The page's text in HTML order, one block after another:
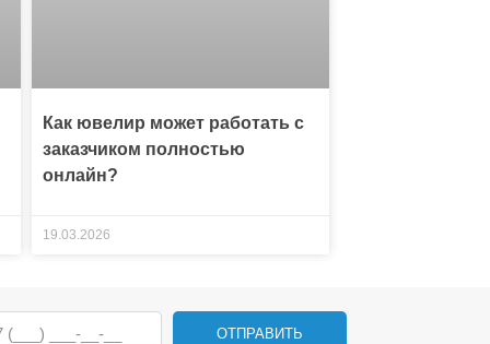
Как ювелир может работать с
заказчиком полностью
онлайн?
19.03.2026
ОТПРАВИТЬ